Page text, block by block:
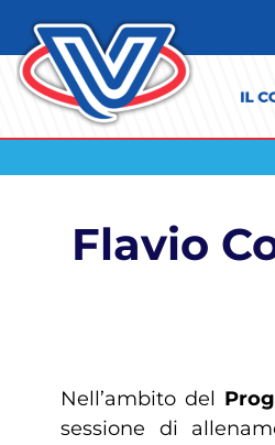
Flavio
Nell’ambito del
sessione di